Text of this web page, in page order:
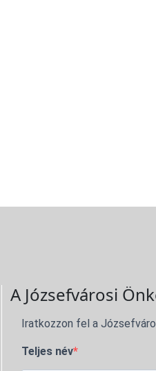
A Józsefvárosi
Iratkozzon fel a
Teljes név